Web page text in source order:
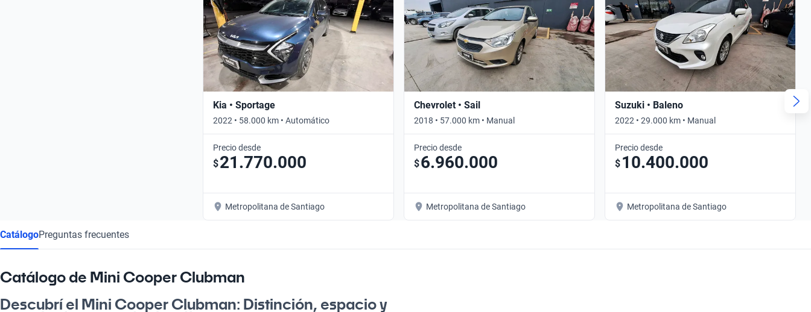
Kia • Sportage
2022 • 58.000 km • Automático
Precio desde
$21.770.000
Metropolitana de Santiago
Chevrolet • Sail
2018 • 57.000 km • Manual
Precio desde
$6.960.000
Metropolitana de Santiago
Suzuki • Baleno
2022 • 29.000 km • Manual
Precio desde
$ 10.400.000
Metropolitana de Santiago
CatálogoPreguntas frecuentes
Catálogo de Mini Cooper Clubman
Descubrí el Mini Cooper Clubman: Distinción, espacio y